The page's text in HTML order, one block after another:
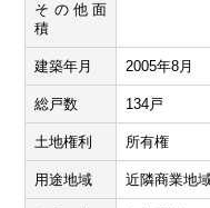
その他面
積
建築年月 2005年8月
総戸数 134戸
土地権利 所有権
用途地域 近隣商業地